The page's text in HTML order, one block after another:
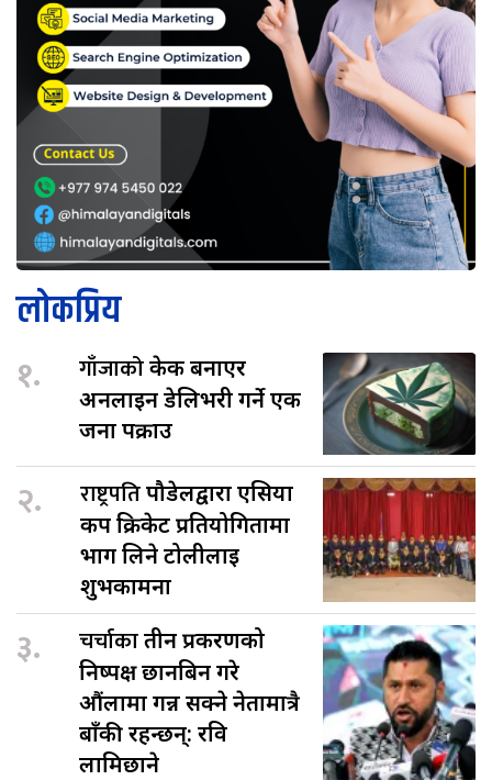
लोकप्रिय
१. गाँजाकोकेक बनाएर
अनलाइन डेलिभरी गर्ने एक
जना पक्राउ
२. राष्ट्रपतिपौडेलद्वारा एसिया
कप क्रिकेट प्रतियोगितामा
भाग लिने टोलीलाई
शुभकामना
३. चर्चाकातीन प्रकरणको
निष्पक्ष छानबिन गरे
औंलामा गन्न सक्ने नेतामात्रै
बाँकी रहन्छन्: रवि
लामिछाने